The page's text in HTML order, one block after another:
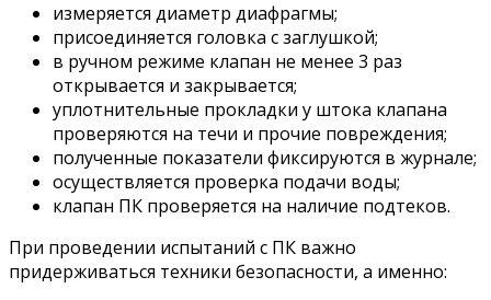
измеряется диаметр диафрагмы;
присоединяется головка с заглушкой;
в ручном режиме клапан не менее 3 раз
открывается и закрывается;
уплотнительные прокладки у штока клапана
проверяются на течи и прочие повреждения;
полученные показатели фиксируются в журнале;
осуществляется проверка подачи воды;
клапан ПК проверяется на наличие подтеков.
При проведении испытаний с ПК важно
придерживаться техники безопасности, а именно: